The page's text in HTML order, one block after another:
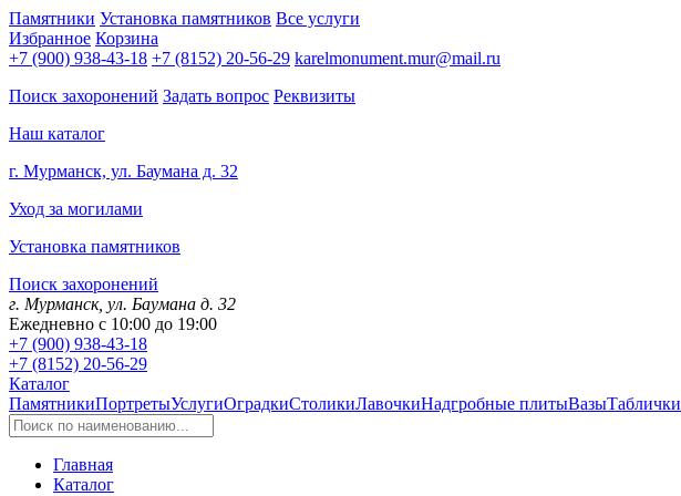
Памятники Установка памятников Все услуги
Избранное Корзина
+7 (900) 938-43-18 +7 (8152) 20-56-29 karelmonument.mur@mail.ru
Поиск захоронений Задать вопрос Реквизиты
Наш каталог
г. Мурманск, ул. Баумана д. 32
Уход за могилами
Установка памятников
Поиск захоронений
г. Мурманск, ул. Баумана д. 32
Ежедневно с 10:00 до 19:00
+7 (900) 938-43-18
+7 (8152) 20-56-29
Каталог
ПамятникиПортретыУслугиОградкиСтоликиЛавочкиНадгробные плитыВазыТаблички
Главная
Каталог